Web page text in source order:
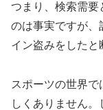
つまり、検索需要
のは事実ですが、
イン盗みをしたと
スポーツの世界
しくありません